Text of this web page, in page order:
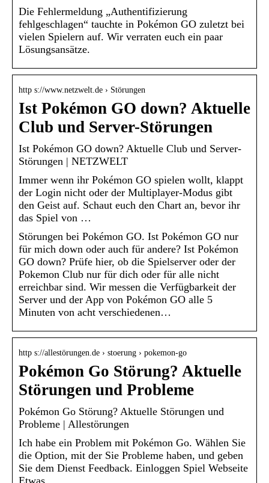
Die Fehlermeldung „Authentifizierung
fehlgeschlagen“ tauchte in Pokémon GO zuletzt bei
vielen Spielern auf. Wir verraten euch ein paar
Lösungsansätze.
http s://www.netzwelt.de › Störungen
Ist Pokémon GO down? Aktuelle
Club und Server-Störungen
Ist Pokémon GO down? Aktuelle Club und Server-
Störungen | NETZWELT
Immer wenn ihr Pokémon GO spielen wollt, klappt
der Login nicht oder der Multiplayer-Modus gibt
den Geist auf. Schaut euch den Chart an, bevor ihr
das Spiel von …
Störungen bei Pokémon GO. Ist Pokémon GO nur
für mich down oder auch für andere? Ist Pokémon
GO down? Prüfe hier, ob die Spielserver oder der
Pokemon Club nur für dich oder für alle nicht
erreichbar sind. Wir messen die Verfügbarkeit der
Server und der App von Pokémon GO alle 5
Minuten von acht verschiedenen…
http s://allestörungen.de › stoerung › pokemon-go
Pokémon Go Störung? Aktuelle
Störungen und Probleme
Pokémon Go Störung? Aktuelle Störungen und
Probleme | Allestörungen
Ich habe ein Problem mit Pokémon Go. Wählen Sie
die Option, mit der Sie Probleme haben, und geben
Sie dem Dienst Feedback. Einloggen Spiel Webseite